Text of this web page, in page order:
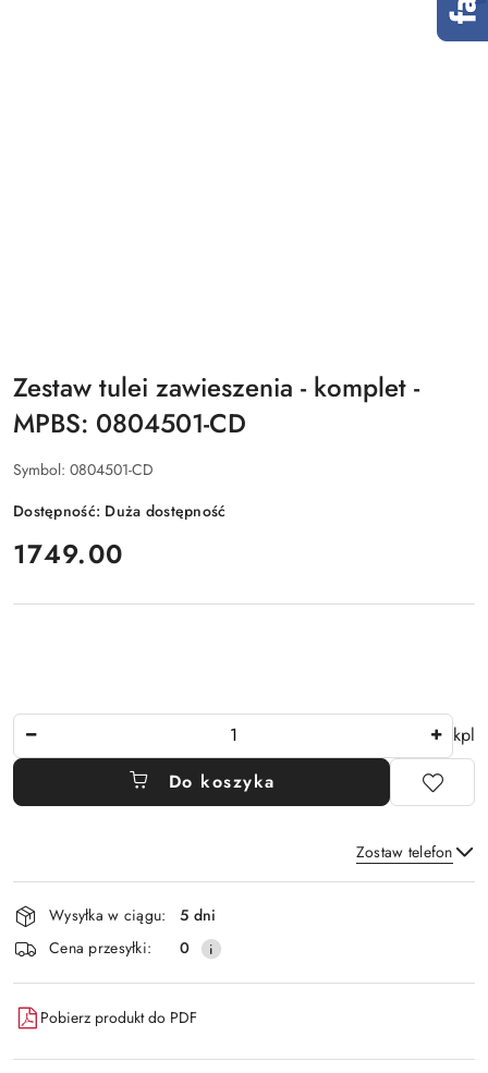
Zestaw tulei zawieszenia - komplet -
MPBS: 0804501-CD
Symbol: 0804501-CD
Dostępność: Duża dostępność
cena:
1749.00
kpl
Do koszyka
Zostaw telefon
Wyślij
Dostępność
i
dostawa
Wysyłka w ciągu:
5 dni
Cena przesyłki:
0
Pobierz produkt do PDF